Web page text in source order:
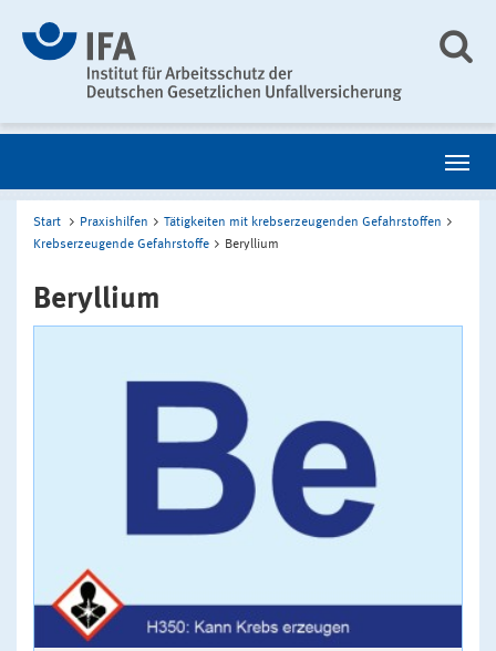
Start Praxishilfen
Tätigkeiten mit krebserzeugenden Gefahrstoffen
Krebserzeugende Gefahrstoffe
Beryllium
Beryllium